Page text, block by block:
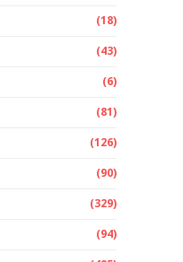
(18)
(43)
(6)
(81)
(126)
(90)
(329)
(94)